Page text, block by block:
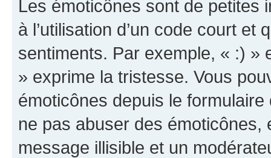
Les émoticônes sont de petites
à l’utilisation d’un code court et
sentiments. Par exemple, « :) »
» exprime la tristesse. Vous
émoticônes depuis le
ne pas abuser des
message illisible et un